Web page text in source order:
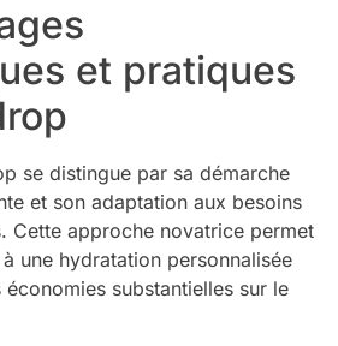
et pratiques
se distingue par sa démarche
et son adaptation aux besoins
Cette approche novatrice permet
une hydratation personnalisée
substantielles sur le